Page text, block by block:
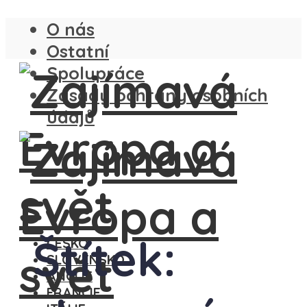
O nás
Ostatní
Spolupráce
Zásady ochrany osobních
údajů
ČESKO
SLOVENSKO
ANGLIE
FRANCIE
Štítek: